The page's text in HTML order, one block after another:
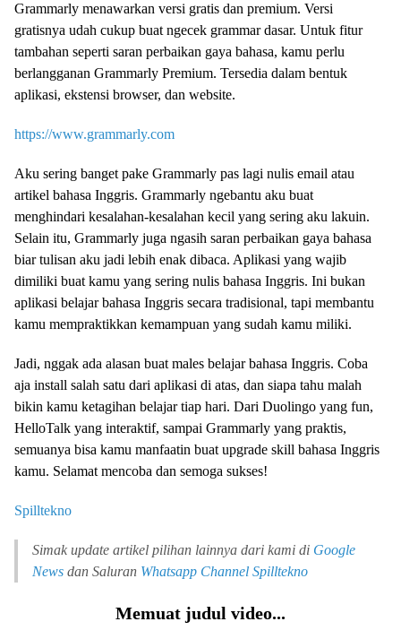
Grammarly menawarkan versi gratis dan premium. Versi
gratisnya udah cukup buat ngecek grammar dasar. Untuk fitur
tambahan seperti saran perbaikan gaya bahasa, kamu perlu
berlangganan Grammarly Premium. Tersedia dalam bentuk
aplikasi, ekstensi browser, dan website.
https://www.grammarly.com
Aku sering banget pake Grammarly pas lagi nulis email atau
artikel bahasa Inggris. Grammarly ngebantu aku buat
menghindari kesalahan-kesalahan kecil yang sering aku lakuin.
Selain itu, Grammarly juga ngasih saran perbaikan gaya bahasa
biar tulisan aku jadi lebih enak dibaca. Aplikasi yang wajib
dimiliki buat kamu yang sering nulis bahasa Inggris. Ini bukan
aplikasi belajar bahasa Inggris secara tradisional, tapi membantu
kamu mempraktikkan kemampuan yang sudah kamu miliki.
Jadi, nggak ada alasan buat males belajar bahasa Inggris. Coba
aja install salah satu dari aplikasi di atas, dan siapa tahu malah
bikin kamu ketagihan belajar tiap hari. Dari Duolingo yang fun,
HelloTalk yang interaktif, sampai Grammarly yang praktis,
semuanya bisa kamu manfaatin buat upgrade skill bahasa Inggris
kamu. Selamat mencoba dan semoga sukses!
Spilltekno
Simak update artikel pilihan lainnya dari kami di Google
News dan Saluran Whatsapp Channel Spilltekno
Memuat judul video...